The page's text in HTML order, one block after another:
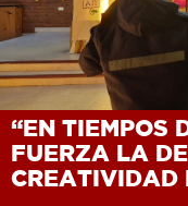
“EN TIEMPOS
FUERZA LA
CREATIVIDAD